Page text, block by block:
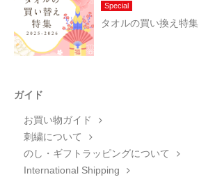
Special
タオルの買い換え特集
ガイド
お買い物ガイド
刺繍について
のし・ギフトラッピングについて
International Shipping